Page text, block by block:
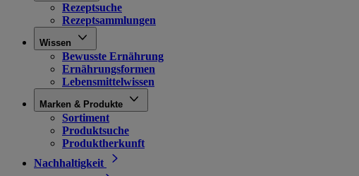
Rezeptsuche
Rezeptsammlungen
Wissen
Bewusste Ernährung
Ernährungsformen
Lebensmittelwissen
Marken & Produkte
Sortiment
Produktsuche
Produktherkunft
Nachhaltigkeit